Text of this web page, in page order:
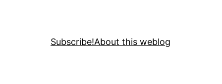
Subscribe!About this weblog